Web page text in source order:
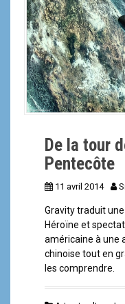
De la tour
Pentecôte
11 avril 2014
Gravity traduit
Héroïne et
américaine à une
chinoise tout en
les comprendre.